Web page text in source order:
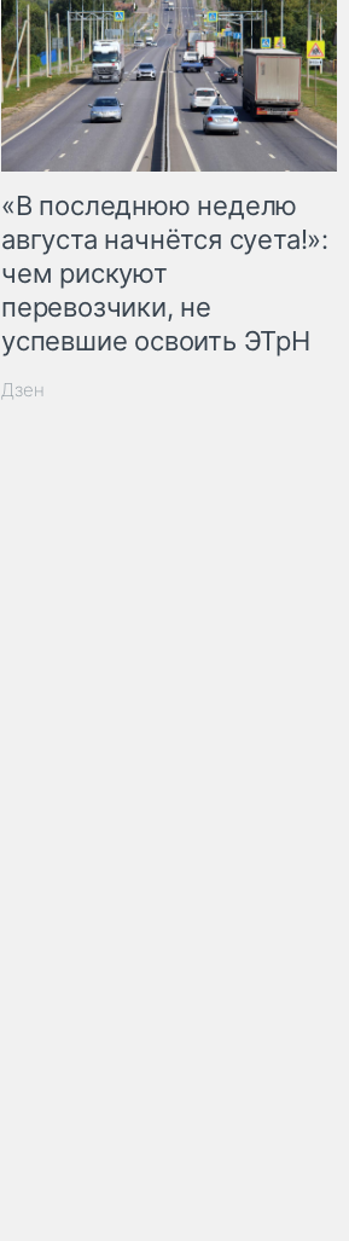
«В последнюю неделю
августа начнётся суета!»:
чем рискуют
перевозчики, не
успевшие освоить ЭТрН
Дзен